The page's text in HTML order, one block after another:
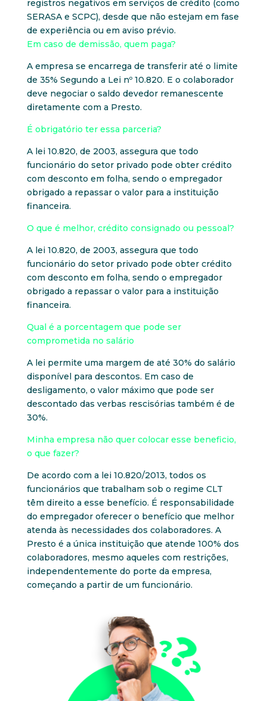
registros negativos em serviços de crédito (como
SERASA e SCPC), desde que não estejam em fase
de experiência ou em aviso prévio.
Em caso de demissão, quem paga?
A empresa se encarrega de transferir até o limite
de 35% Segundo a Lei nº 10.820. E o colaborador
deve negociar o saldo devedor remanescente
diretamente com a Presto.
É obrigatório ter essa parceria?
A lei 10.820, de 2003, assegura que todo
funcionário do setor privado pode obter crédito
com desconto em folha, sendo o empregador
obrigado a repassar o valor para a instituição
financeira.
O que é melhor, crédito consignado ou pessoal?
A lei 10.820, de 2003, assegura que todo
funcionário do setor privado pode obter crédito
com desconto em folha, sendo o empregador
obrigado a repassar o valor para a instituição
financeira.
Qual é a porcentagem que pode ser
comprometida no salário
A lei permite uma margem de até 30% do salário
disponível para descontos. Em caso de
desligamento, o valor máximo que pode ser
descontado das verbas rescisórias também é de
30%.
Minha empresa não quer colocar esse beneficio,
o que fazer?
De acordo com a lei 10.820/2013, todos os
funcionários que trabalham sob o regime CLT
têm direito a esse benefício. É responsabilidade
do empregador oferecer o benefício que melhor
atenda às necessidades dos colaboradores. A
Presto é a única instituição que atende 100% dos
colaboradores, mesmo aqueles com restrições,
independentemente do porte da empresa,
começando a partir de um funcionário.